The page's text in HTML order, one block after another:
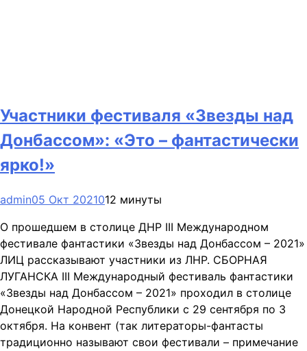
Участники фестиваля «Звезды над
Донбассом»: «Это – фантастически
ярко!»
admin05 Окт 2021012 минуты
О прошедшем в столице ДНР III Международном
фестивале фантастики «Звезды над Донбассом – 2021»
ЛИЦ рассказывают участники из ЛНР. СБОРНАЯ
ЛУГАНСКА III Международный фестиваль фантастики
«Звезды над Донбассом – 2021» проходил в столице
Донецкой Народной Республики с 29 сентября по 3
октября. На конвент (так литераторы-фантасты
традиционно называют свои фестивали – примечание